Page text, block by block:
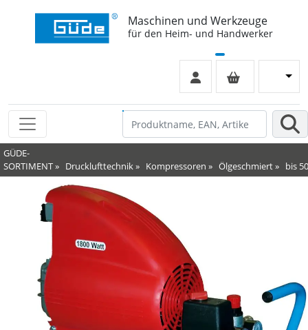
Maschinen und Werkzeuge
für den Heim- und Handwerker
GÜDE-
SORTIMENT» Drucklufttechnik» Kompressoren » Ölgeschmiert» bis